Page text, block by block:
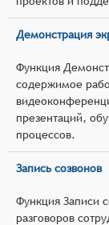
Демонстрация
Функция
содержимое
презентаций,
процессов.
Запись созвонов
Функция Записи
разговоров